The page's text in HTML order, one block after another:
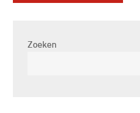
Zoeken